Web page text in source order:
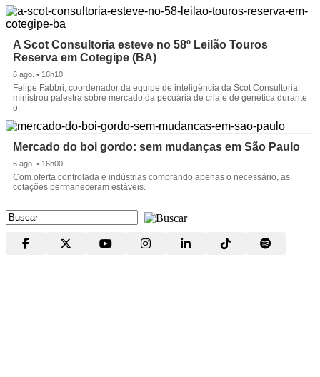
A Scot Consultoria esteve no 58º Leilão Touros
Reserva em Cotegipe (BA)
6 ago. • 16h10
Felipe Fabbri, coordenador da equipe de inteligência da Scot Consultoria,
ministrou palestra sobre mercado da pecuária de cria e de genética durante
o.
Mercado do boi gordo: sem mudanças em São Paulo
6 ago. • 16h00
Com oferta controlada e indústrias comprando apenas o necessário, as
cotações permaneceram estáveis.